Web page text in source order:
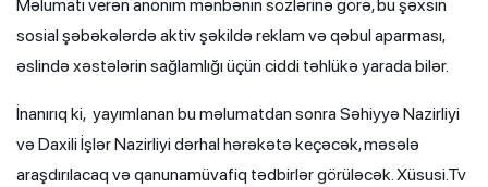
Məlumatı verən anonim mənbənin sözlərinə görə, bu şəxsin
sosial şəbəkələrdə aktiv şəkildə reklam və qəbul aparması,
əslində xəstələrin sağlamlığı üçün ciddi təhlükə yarada bilər.
İnanırıq ki, yayımlanan bu məlumatdan sonra Səhiyyə Nazirliyi
və Daxili İşlər Nazirliyi dərhal hərəkətə keçəcək, məsələ
araşdırılacaq və qanunamüvafiq tədbirlər görüləcək. Xüsusi.Tv